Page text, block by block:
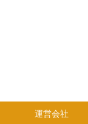
運営会社